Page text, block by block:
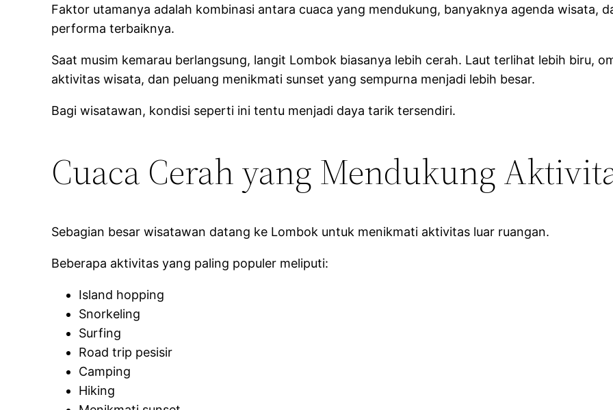
Faktor utamanya adalah kombinasi antara cuaca yang mendukung, banyaknya agenda wisata,
performa terbaiknya.
Saat musim kemarau berlangsung, langit Lombok biasanya lebih cerah. Laut terlihat lebih biru,
aktivitas wisata, dan peluang menikmati sunset yang sempurna menjadi lebih besar.
Bagi wisatawan, kondisi seperti ini tentu menjadi daya tarik tersendiri.
Cuaca Cerah yang Mendukung
Sebagian besar wisatawan datang ke Lombok untuk menikmati aktivitas luar ruangan.
Beberapa aktivitas yang paling populer meliputi:
Island hopping
Snorkeling
Surfing
Road trip pesisir
Camping
Hiking